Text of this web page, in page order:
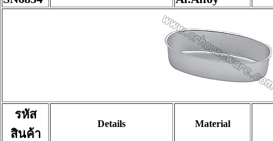
รหัส
สินค้า
Details Material